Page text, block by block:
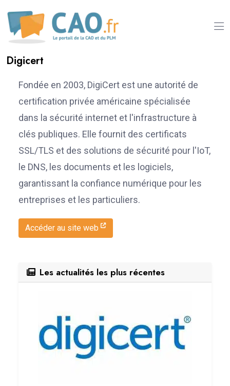
Digicert
Fondée en 2003, DigiCert est une autorité de
certification privée américaine spécialisée
dans la sécurité internet et l'infrastructure à
clés publiques. Elle fournit des certificats
SSL/TLS et des solutions de sécurité pour l'IoT,
le DNS, les documents et les logiciels,
garantissant la confiance numérique pour les
entreprises et les particuliers.
Accéder au site web
Les actualités les plus récentes